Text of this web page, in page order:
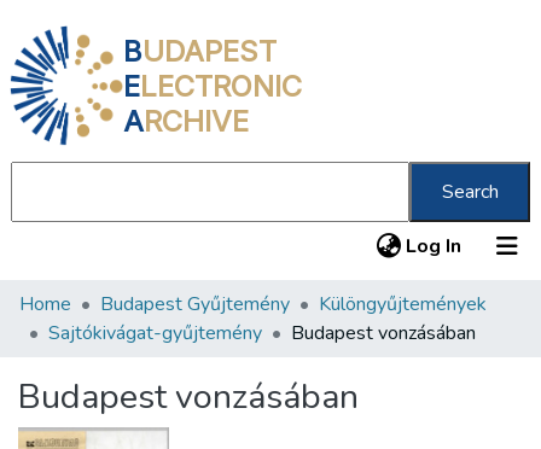
BUDAPEST
ELECTRONIC
ARCHIVE
Search
Log In (current)
Communities & Collections
Statistics
Home Budapest Gyűjtemény
Különgyűjtemények
Sajtókivágat-gyűjtemény
Budapest vonzásában
Budapest vonzásában